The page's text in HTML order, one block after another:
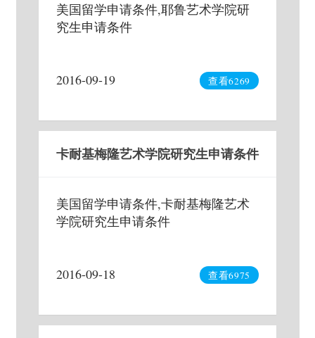
美国留学申请条件,耶鲁艺术学院研
究生申请条件
2016-09-19 查看6269
卡耐基梅隆艺术学院研究生申请条件
美国留学申请条件,卡耐基梅隆艺术
学院研究生申请条件
2016-09-18 查看6975